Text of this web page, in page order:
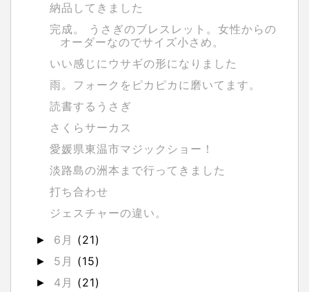
納品してきました
完成。 うさぎのブレスレット。女性からの
オーダーなのでサイズ小さめ。
いい感じにウサギの形になりました
雨。フォークをピカピカに磨いてます。
読書するうさぎ
さくらサーカス
愛媛県東温市マジックショー！
淡路島の洲本まで行ってきました
打ち合わせ
ジェスチャーの違い。
► 6月 (21)
► 5月 (15)
► 4月 (21)